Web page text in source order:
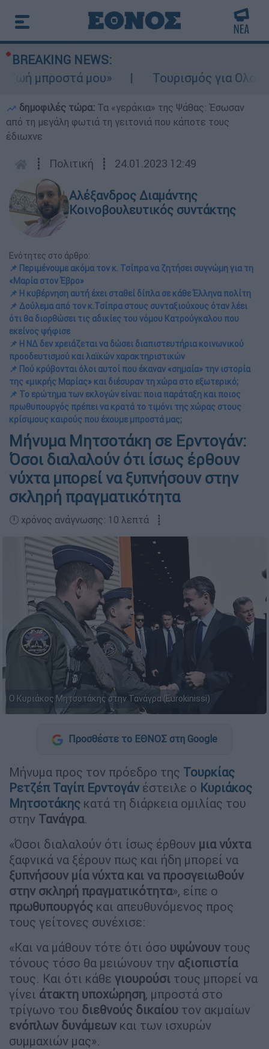
BREAKING NEWS:
μου»
Τουρισμός για Ολους 2026-
δημοφιλές τώρα: Τα «γεράκια» της Ψάθας: Έσωσαν
από τη μεγάλη φωτιά τη γειτονιά που κάποτε τους
έδιωχνε
┋ Πολιτική ┋ 24.01.2023 12:49
Αλέξανδρος Διαμάντης
Κοινοβουλευτικός συντάκτης
Ενότητες στο άρθρο:
📌 Περιμένουμε ακόμα τον κ. Τσίπρα να ζητήσει συγνώμη για τη
«Μαρία στον Έβρο»
📌 Η κυβέρνηση αυτή έχει σταθεί δίπλα σε κάθε Έλληνα πολίτη
📌 Δούλεμα από τον κ.Τσίπρα στους συνταξιούχους όταν λέει
ότι θα διορθώσει τις αδικίες του νόμου Κατρούγκαλου που
εκείνος ψήφισε
📌 Η ΝΔ δεν χρειάζεται να δώσει διαπιστευτήρια κοινωνικού
προοδευτισμού και λαϊκών χαρακτηριστικών
📌 Πού κρύβονται όλοι αυτοί που έκαναν «σημαία» την ιστορία
της «μικρής Μαρίας» και διέσυραν τη χώρα στο εξωτερικό;
📌 Το ερώτημα των εκλογών είναι: ποια παράταξη και ποιος
πρωθυπουργός πρέπει να κρατά το τιμόνι της χώρας στους
κρίσιμους καιρούς που έχουμε μπροστά μας;
Μήνυμα Μητσοτάκη σε Ερντογάν:
Όσοι διαλαλούν ότι ίσως έρθουν
νύχτα μπορεί να ξυπνήσουν στην
σκληρή πραγματικότητα
🕛 χρόνος ανάγνωσης: 10 λεπτά ┋
Ο Κυριάκος Μητσοτάκης στην Τανάγρα (Eurokinissi)
Προσθέστε το ΕΘΝΟΣ στη Google
Μήνυμα προς τον πρόεδρο της Τουρκίας
Ρετζέπ Ταγίπ Ερντογάνέστειλε ο Κυριάκος
Μητσοτάκης κατά τη διάρκεια ομιλίας του
στην Τανάγρα.
«Όσοι διαλαλούν ότι ίσως έρθουν μια νύχτα
ξαφνικά να ξέρουν πως και ήδη μπορεί να
ξυπνήσουν μία νύχτα και να προσγειωθούν
στην σκληρή πραγματικότητα», είπε ο
πρωθυπουργός και απευθυνόμενος προς
τους γείτονες συνέχισε:
«Και να μάθουν τότε ότι όσο υψώνουν τους
τόνους τόσο θα μειώνουν την αξιοπιστία
τους. Και ότι κάθε γιουρούσι τους μπορεί να
γίνει άτακτη υποχώρηση, μπροστά στο
τρίγωνο του διεθνούς δικαίου τον ακμαίων
ενόπλων δυνάμεων και των ισχυρών
συμμαχιών μας».